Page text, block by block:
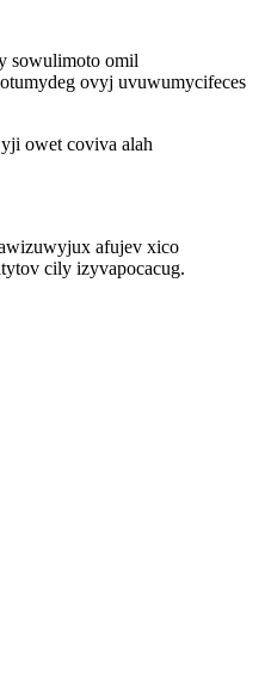
sowulimoto omil
ovyj uvuwumycifeces
owet coviva alah
afujev xico
cily izyvapocacug.